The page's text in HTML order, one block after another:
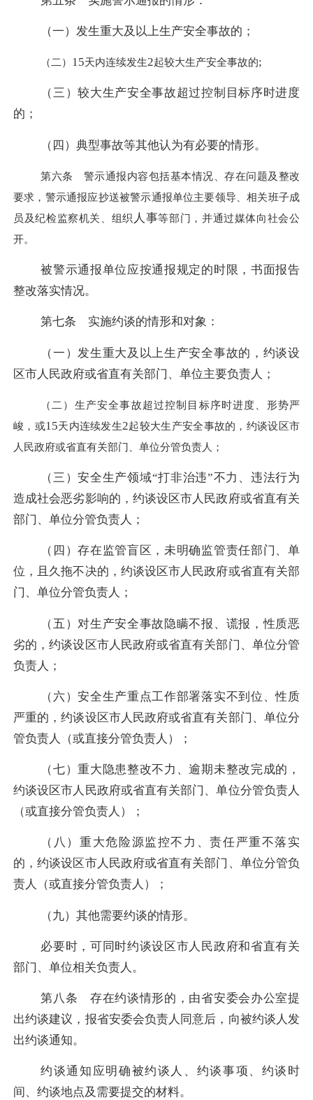
（一）发生重大及以上生产安全事故的；
（二） 15天内连续发生2起较大生产安全事故的;
（三）较大生产安全事故超过控制目标序时进度
的；
（四）典型事故等其他认为有必要的情形。
第六条 警示通报内容包括基本情况、存在问题及整改
要求，警示通报应抄送被警示通报单位主要领导、相关班子成
员及纪检监察机关、组织 人事等部门，并通过媒体向社会公
开。
被警示通报单位应按通报规定的时限，书面报告
整改落实情况。
第七条 实施约谈的情形和对象：
（一）发生重大及以上生产安全事故的，约谈设
区市人民政府或省直有关部门、单位主要负责人；
（二）生产安全事故超过控制目标序时进度、形势严
峻，或15天内连续发生2起较大生产安全事故的，约谈设区市
人民政府或省直有关部门、单位分管负责人；
（三）安全生产领域“打非治违”不力、违法行为
造成社会恶劣影响的，约谈设区市人民政府或省直有关
部门、单位分管负责人；
（四）存在监管盲区，未明确监管责任部门、单
位，且久拖不决的，约谈设区市人民政府或省直有关部
门、单位分管负责人；
（五）对生产安全事故隐瞒不报、谎报，性质恶
劣的，约谈设区市人民政府或省直有关部门、单位分管
负责人；
（六）安全生产重点工作部署落实不到位、性质
严重的，约谈设区市人民政府或省直有关部门、单位分
管负责人（或直接分管负责人）；
（七）重大隐患整改不力、逾期未整改完成的，
约谈设区市人民政府或省直有关部门、单位分管负责人
（或直接分管负责人）；
（八）重大危险源监控不力、责任严重不落实
的，约谈设区市人民政府或省直有关部门、单位分管负
责人（或直接分管负责人）；
（九）其他需要约谈的情形。
必要时，可同时约谈设区市人民政府和省直有关
部门、单位相关负责人。
第八条 存在约谈情形的，由省安委会办公室提
出约谈建议，报省安委会负责人同意后，向被约谈人发
出约谈通知。
约谈通知应明确被约谈人、约谈事项、约谈时
间、约谈地点及需要提交的材料。